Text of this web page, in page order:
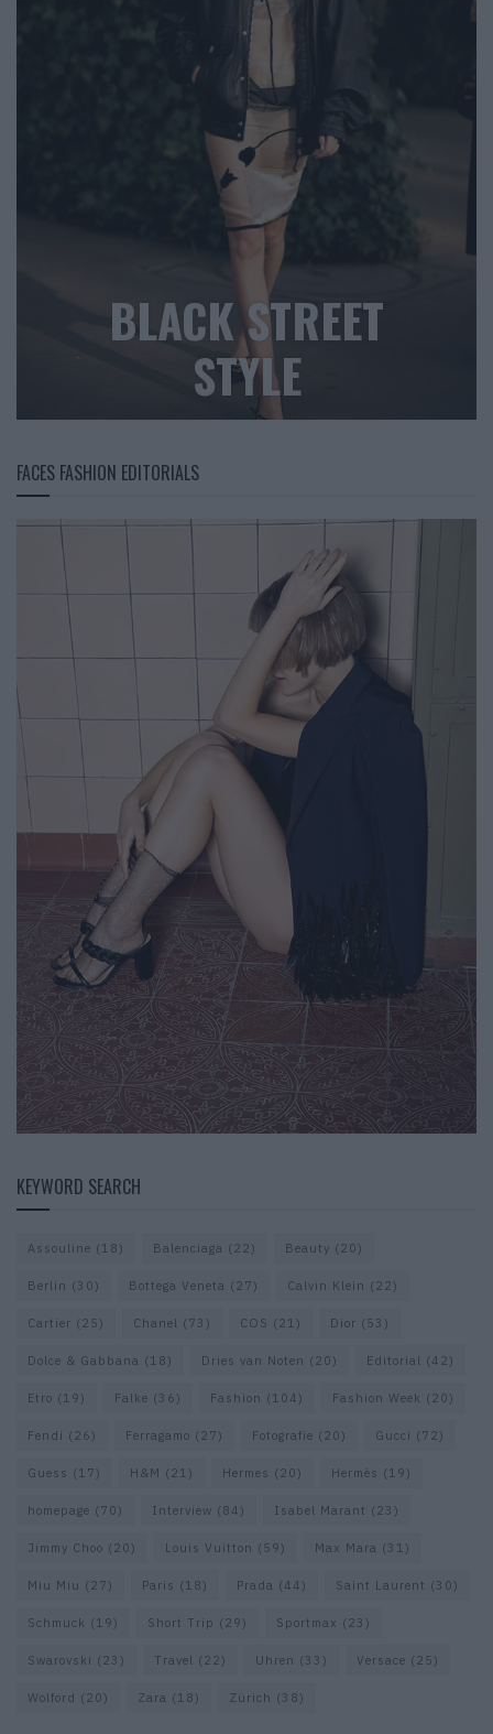
BLACK STREET
STYLE
FACES FASHION EDITORIALS
KEYWORD SEARCH
Assouline (18) Balenciaga (22) Beauty (20)
Berlin (30) Bottega Veneta (27) Calvin Klein (22)
Cartier (25) Chanel (73) COS (21) Dior (53)
Dolce & Gabbana (18) Dries van Noten (20) Editorial (42)
Etro (19) Falke (36) Fashion (104) Fashion Week (20)
Fendi (26) Ferragamo (27) Fotografie (20) Gucci (72)
Guess (17) H&M (21) Hermes (20) Hermès (19)
homepage (70) Interview (84) Isabel Marant (23)
Jimmy Choo (20) Louis Vuitton (59) Max Mara (31)
Miu Miu (27) Paris (18) Prada (44) Saint Laurent (30)
Schmuck (19) Short Trip (29) Sportmax (23)
Swarovski (23) Travel (22) Uhren (33) Versace (25)
Wolford (20) Zara (18) Zürich (38)